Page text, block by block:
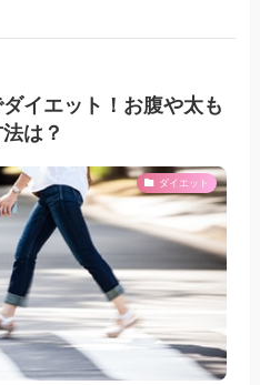
イエット！お腹や太も
は？
ダイエット